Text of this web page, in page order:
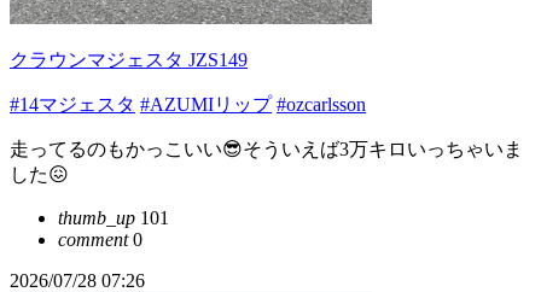
クラウンマジェスタ JZS149
#14マジェスタ #AZUMIリップ #ozcarlsson
走ってるのもかっこいい😎そういえば3万キロいっちゃいま
した😖
thumb_up 101
comment0
2026/07/28 07:26